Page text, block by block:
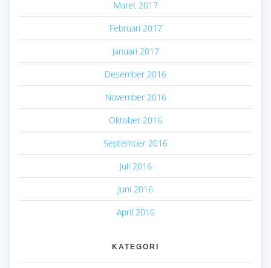
Maret 2017
Februari 2017
Januari 2017
Desember 2016
November 2016
Oktober 2016
September 2016
Juli 2016
Juni 2016
April 2016
KATEGORI